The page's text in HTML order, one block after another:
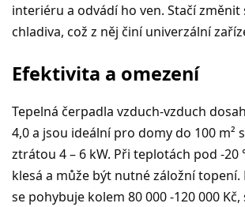
interiéru a odvádí ho ven. Stačí
chladiva, což z něj činí univerzální
Efektivita a omezení
Tepelná čerpadla vzduch-vzduch
4,0 a jsou ideální pro domy do 100 m²
ztrátou 4 – 6 kW. Při teplotách pod -20
klesá a může být nutnézáložnítopení.
se pohybuje kolem 80000 -120 000 Kč,